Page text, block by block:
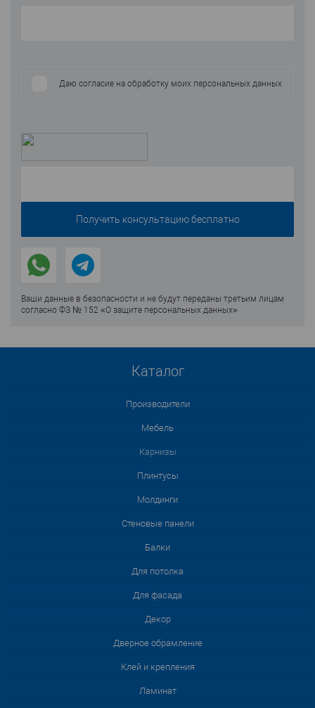
Даю согласие на обработку моих персональных данных
Ваши данные в безопасности и не будут переданы третьим лицам
согласно ФЗ № 152 «О защите персональных данных»
Каталог
Производители
Мебель
Карнизы
Плинтусы
Молдинги
Стеновые панели
Балки
Для потолка
Для фасада
Декор
Дверное обрамление
Клей и крепления
Ламинат